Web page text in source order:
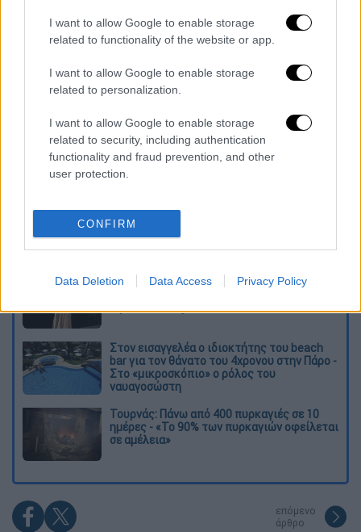
I want to allow Google to enable storage
related to functionality of the website or app.
I want to allow Google to enable storage
related to personalization.
I want to allow Google to enable storage
related to security, including authentication
functionality and fraud prevention, and other
user protection.
CONFIRM
Data Deletion Data Access Privacy Policy
A post shared by Νικος Κουρης (@nikos_kouris_official)
Διαβάστε ακόμη
O στρατηγός ήταν σχιζοφρενής, εμμονικός,
πλησίαζε τα 75 όταν τον αντάμωσε η δόξα –
Εκείνος που άλλαξε την πορεία της
Ιστορίας!
Ελισάβετ Κωνσταντινίδου στο ethnos.gr:
είμαστε αδέλφια»
Στον εισαγγελέα ο ιδιοκτήτης του beach
bar για τον θάνατο του 4χρονου στην Πάρο -
Στο «μικροσκόπιο» ο ρόλος του
ναυαγοσώστη
Τουρνάς: Πάνω από 400 πυρκαγιές σε 10
ημέρες - «Το 90% των πυρκαγιών οφείλεται
σε αμέλεια»
επόμενο
άρθρο